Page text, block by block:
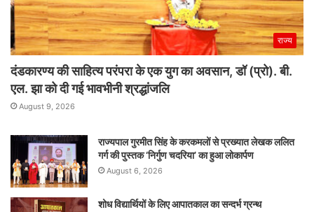
राज्य
दंडकारण्य की साहित्य परंपरा के एक युग का अवसान, डॉ (प्रो). बी.
एल. झा को दी गई भावभीनी श्रद्धांजलि
August 9, 2026
राज्यपाल गुरमीत सिंह के करकमलों से प्रख्यात लेखक ललित
गर्ग की पुस्तक ‘निर्गुण चदरिया’ का हुआ लोकार्पण
August 6, 2026
शोध विद्यार्थियों के लिए आपातकाल का सन्दर्भ ग्रन्थ